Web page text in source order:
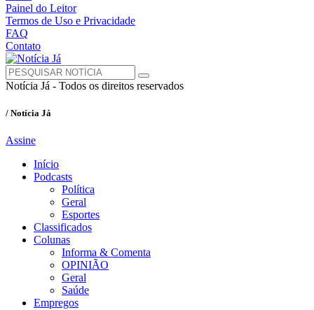
Painel do Leitor
Termos de Uso e Privacidade
FAQ
Contato
Notícia Já - Todos os direitos reservados
/ Notícia Já
Assine
Início
Podcasts
Política
Geral
Esportes
Classificados
Colunas
Informa & Comenta
OPINIÃO
Geral
Saúde
Empregos